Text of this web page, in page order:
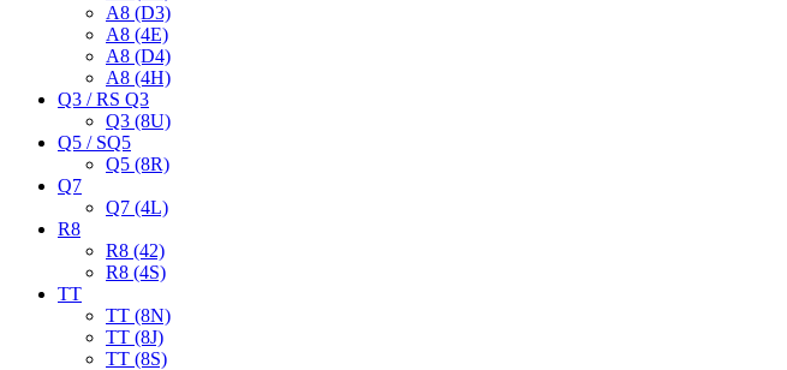
A8 (D3)
A8 (4E)
A8 (D4)
A8 (4H)
Q3 / RS Q3
Q3 (8U)
Q5 / SQ5
Q5 (8R)
Q7
Q7 (4L)
R8
R8 (42)
R8 (4S)
TT
TT (8N)
TT (8J)
TT (8S)